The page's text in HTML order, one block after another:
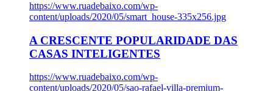
https://www.ruadebaixo.com/wp-
content/uploads/2020/05/smart_house-335x256.jpg
A CRESCENTE POPULARIDADE DAS
CASAS INTELIGENTES
https://www.ruadebaixo.com/wp-
content/uploads/2020/05/sao-rafael-villa-premium-